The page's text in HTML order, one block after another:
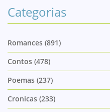
Categorias
Romances (891)
Contos (478)
Poemas (237)
Cronicas (233)